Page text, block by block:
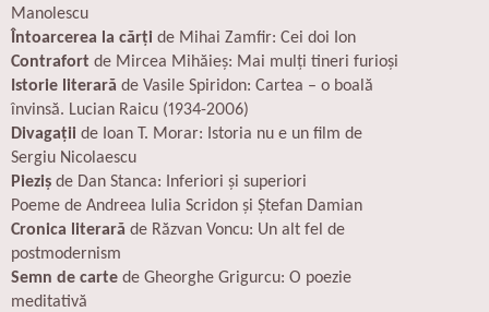
Manolescu
Întoarcerea la cărți de Mihai Zamfir: Cei doi Ion
Contrafort de Mircea Mihăieș: Mai mulți tineri furioși
Istorie literară de Vasile Spiridon: Cartea – o boală
învinsă. Lucian Raicu (1934-2006)
Divagații de Ioan T. Morar: Istoria nu e un film de
Sergiu Nicolaescu
Pieziș de Dan Stanca: Inferiori şi superiori
Poeme de Andreea Iulia Scridon și Ștefan Damian
Cronica literară de Răzvan Voncu: Un alt fel de
postmodernism
Semn de carte de Gheorghe Grigurcu: O poezie
meditativă